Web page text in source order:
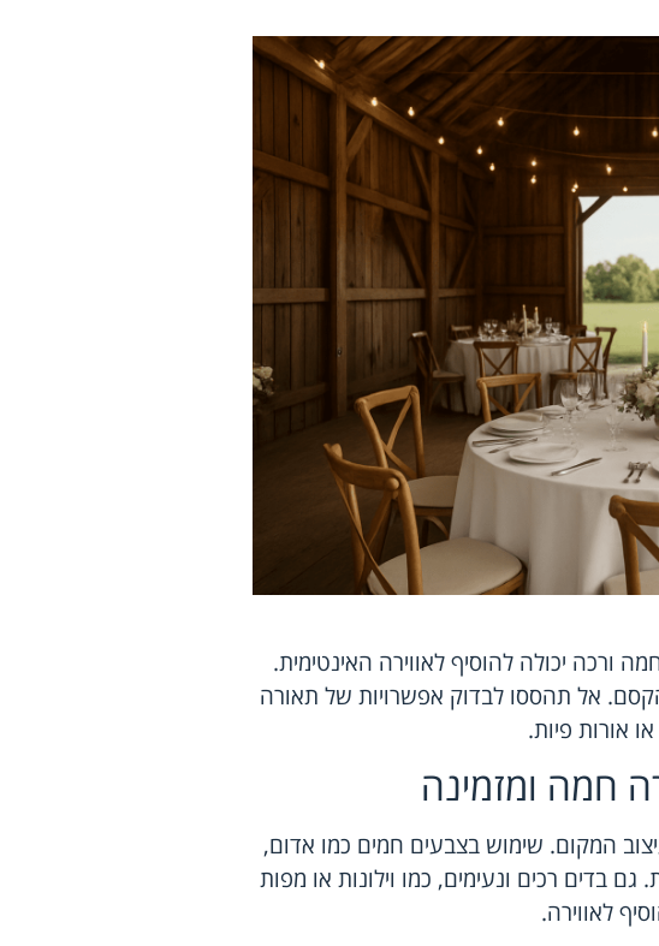
ורכה יכולה להוסיף לאווירה האינטימית.
אל תהססו לבדוק אפשרויות של תאורה
אורות פיות.
חמה ומזמינה
המקום. שימוש בצבעים חמים כמו אדום,
בדים רכים ונעימים, כמו וילונות או מפות
לאווירה.